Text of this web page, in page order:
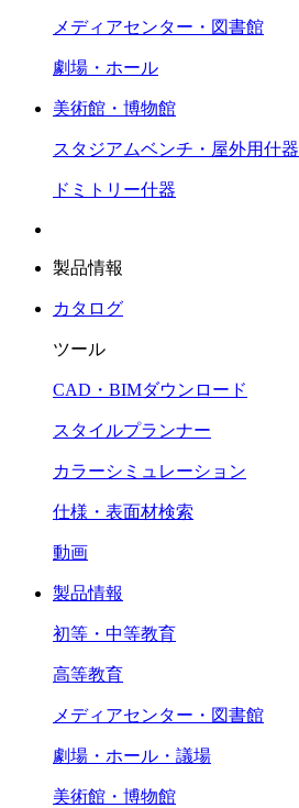
メディアセンター・図書館
劇場・ホール
美術館・博物館
スタジアムベンチ・屋外用什器
ドミトリー什器
製品情報
カタログ
ツール
CAD・BIMダウンロード
スタイルプランナー
カラーシミュレーション
仕様・表面材検索
動画
製品情報
初等・中等教育
高等教育
メディアセンター・図書館
劇場・ホール・議場
美術館・博物館